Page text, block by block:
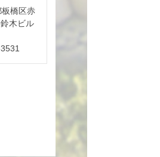
橋区赤
木ビル